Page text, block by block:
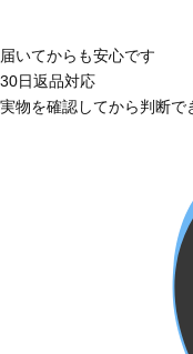
届いてからも安心です
30日返品対応
実物を確認してから判断